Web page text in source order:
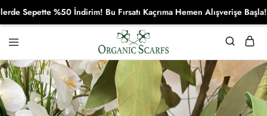
Organikscarf
%50 İndirim! Bu Fırsatı Kaçrıma Hemen Alışverişe Başla!